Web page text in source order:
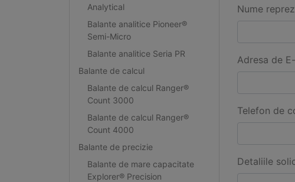
Analytical
Balante analitice Pioneer®
Semi-Micro
Balante analitice Seria PR
Balante de calcul
Balante de calcul Ranger®
Count 3000
Balante de calcul Ranger®
Count 4000
Balante de precizie
Balante de mare capacitate
Explorer® Precision
Nume
Adresa de
Telefon de
Detaliile